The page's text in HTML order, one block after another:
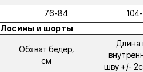
76-84
Лосины и шорты
Обхват бедер,
см
Длина
шву +/-